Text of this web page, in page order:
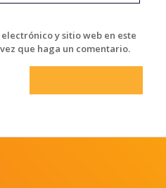
y sitio web en este
que haga un comentario.